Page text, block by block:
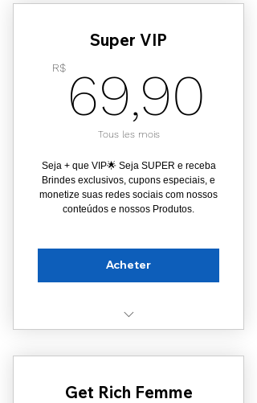
Super VIP
R$ 69,90
Tous les mois
Seja + que VIP🌟 Seja SUPER e receba
Brindes exclusivos, cupons especiais, e
monetize suas redes sociais com nossos
conteúdos e nossos Produtos.
Acheter
Plano VIP
Acesso a Streaming Exclusivos
Get Rich Femme